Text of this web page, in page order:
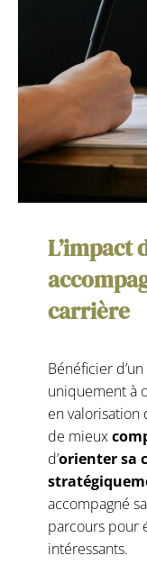
L’impact
carrière
Bénéficier
uniquement à
en valorisation
de mieux
d’orienter sa
accompagné
parcours pour
intéressants.